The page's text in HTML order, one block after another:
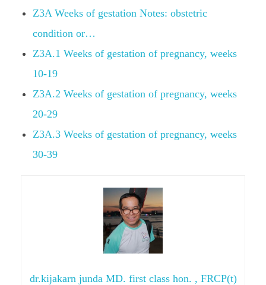
Z3A Weeks of gestation Notes: obstetric
condition or…
Z3A.1 Weeks of gestation of pregnancy, weeks
10-19
Z3A.2 Weeks of gestation of pregnancy, weeks
20-29
Z3A.3 Weeks of gestation of pregnancy, weeks
30-39
dr.kijakarn junda MD. first class hon. , FRCP(t)